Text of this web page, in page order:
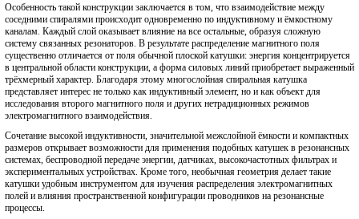
Особенность такой конструкции заключается в том, что взаимодействие между
соседними спиралями происходит одновременно по индуктивному и ёмкостному
каналам. Каждый слой оказывает влияние на все остальные, образуя сложную
систему связанных резонаторов. В результате распределение магнитного поля
существенно отличается от поля обычной плоской катушки: энергия концентрируется
в центральной области конструкции, а форма силовых линий приобретает выраженный
трёхмерный характер. Благодаря этому многослойная спиральная катушка
представляет интерес не только как индуктивный элемент, но и как объект для
исследования второго магнитного поля и других нетрадиционных режимов
электромагнитного взаимодействия.
Сочетание высокой индуктивности, значительной межслойной ёмкости и компактных
размеров открывает возможности для применения подобных катушек в резонансных
системах, беспроводной передаче энергии, датчиках, высокочастотных фильтрах и
экспериментальных устройствах. Кроме того, необычная геометрия делает такие
катушки удобным инструментом для изучения распределения электромагнитных
полей и влияния пространственной конфигурации проводников на резонансные
процессы.